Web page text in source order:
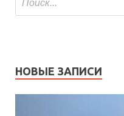
НОВЫЕ ЗАПИСИ